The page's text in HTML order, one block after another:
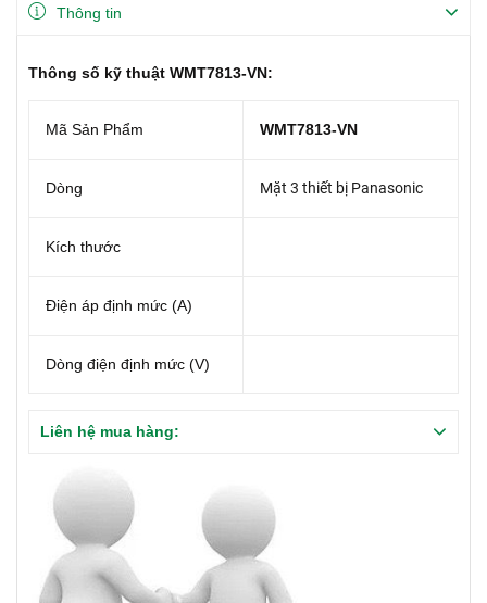
Thông tin
Thông số kỹ thuật WMT7813-VN:
Mã Sản Phẩm WMT7813-VN
Dòng Mặt 3 thiết bị Panasonic
Kích thước
Điện áp định mức (A)
Dòng điện định mức (V)
Liên hệ mua hàng: